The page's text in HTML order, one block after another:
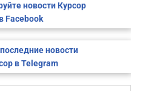
новости Курсор
в Facebook
новости
в Telegram